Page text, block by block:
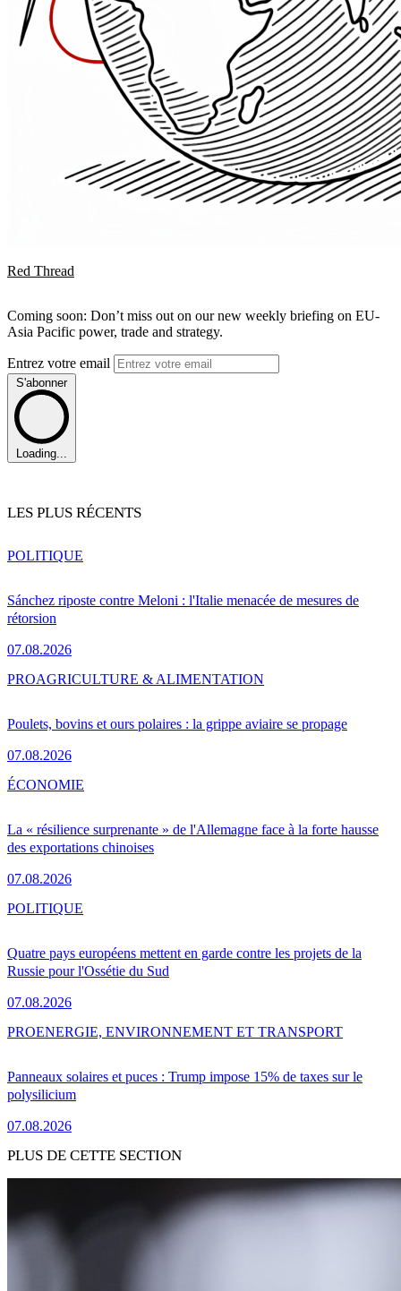
Red Thread
Coming soon: Don’t miss out on our new weekly briefing on EU-
Asia Pacific power, trade and strategy.
Entrez votre email
S'abonner
Loading...
LES PLUS RÉCENTS
Sánchez riposte contre Meloni : l'Italie menacée de mesures de
rétorsion
07.08.2026
POLITIQUE
Poulets, bovins et ours polaires : la grippe aviaire se propage
07.08.2026
PROAGRICULTURE & ALIMENTATION
La « résilience surprenante » de l'Allemagne face à la forte hausse
des exportations chinoises
07.08.2026
ÉCONOMIE
Quatre pays européens mettent en garde contre les projets de la
Russie pour l'Ossétie du Sud
07.08.2026
POLITIQUE
Panneaux solaires et puces : Trump impose 15% de taxes sur le
polysilicium
07.08.2026
PROENERGIE, ENVIRONNEMENT ET TRANSPORT
PLUS DE CETTE SECTION